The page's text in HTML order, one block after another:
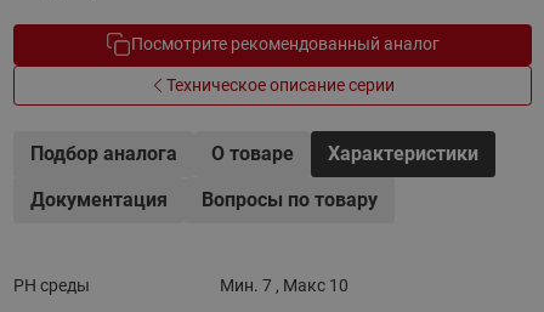
Посмотрите рекомендованный аналог
Техническое описание серии
Подбор аналога О товаре
Характеристики
Документация
Вопросы по товару
PH среды
Мин. 7 , Макс 10